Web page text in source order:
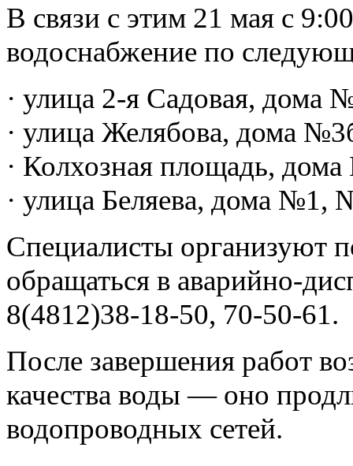
В связи с этим 21 мая с
водоснабжение по
· улица 2-я Садовая, дома
· улица Желябова, дома
· Колхозная площадь,
· улица Беляева, дома №1,
Специалисты организуют
обращаться в аварийно-
8(4812)38-18-50, 70-50-61.
После завершения работ
качества воды — оно
водопроводных сетей.